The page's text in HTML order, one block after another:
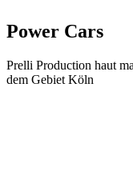
Power Cars
Prelli Production haut
dem Gebiet Köln